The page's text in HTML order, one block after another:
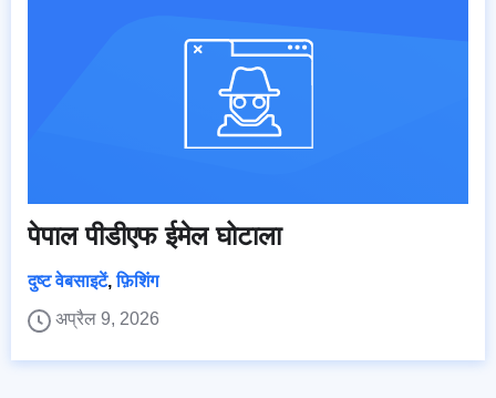
पेपाल पीडीएफ ईमेल घोटाला
दुष्ट वेबसाइटें,फ़िशिंग
अप्रैल 9, 2026